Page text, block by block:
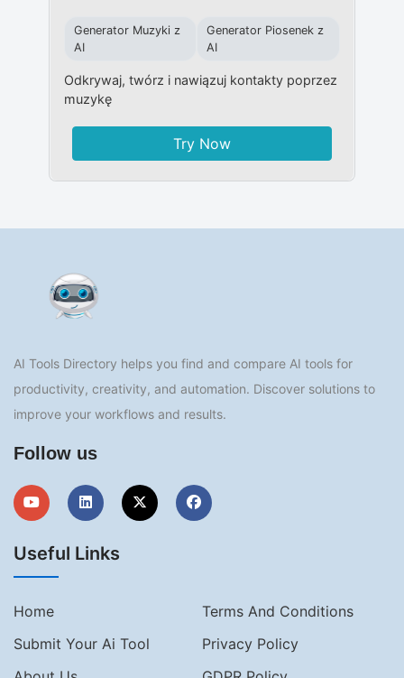
Generator Muzyki z
AI
Generator Piosenek z
AI
Odkrywaj, twórz i nawiązuj kontakty poprzez
muzykę
Try Now
AI Tools Directory helps you find and compare AI tools for
productivity, creativity, and automation. Discover solutions to
improve your workflows and results.
Follow us
Useful Links
Home
Terms And Conditions
Submit Your Ai Tool
Privacy Policy